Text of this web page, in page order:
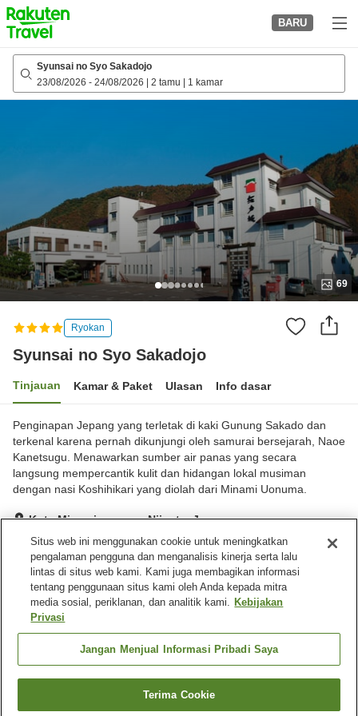
to
top
page
BARU
Syunsai no Syo Sakadojo
23/08/2026 - 24/08/2026 2 tamu 1 kamar
69
Ryokan
Syunsai no Syo Sakadojo
Tinjauan Kamar & Paket Ulasan Info dasar
Penginapan Jepang yang terletak di kaki Gunung Sakado dan
terkenal karena pernah dikunjungi oleh samurai bersejarah, Naoe
Kanetsugu. Menawarkan sumber air panas yang secara
langsung mempercantik kulit dan hidangan lokal musiman
dengan nasi Koshihikari yang diolah dari Minami Uonuma.
Kota Minamiuonuma, Niigata, Jepang
Lihat di peta
Sangat baik Ulasan:71
Fasilitas properti
Tempat parkir
Restoran
Pojok izakaya
Cari kamar
Situs web ini menggunakan cookie untuk meningkatkan
pengalaman pengguna dan menganalisis kinerja serta lalu
lintas di situs web kami. Kami juga membagikan informasi
tentang penggunaan situs kami oleh Anda kepada mitra
media sosial, periklanan, dan analitik kami. Kebijakan
Privasi
Jangan Menjual Informasi Pribadi Saya
Terima Cookie